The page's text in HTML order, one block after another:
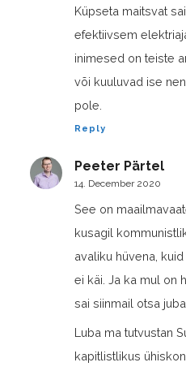
Küpseta maitsvat
efektiivsem
inimesed on teiste
või kuuluvad ise
pole.
Reply
Peeter Pärtel
14. December 2020
See on
kusagil
avaliku hüvena,
ei käi. Ja ka mul on
sai siinmail otsa
Luba ma tutvustan
kapitlistlikus